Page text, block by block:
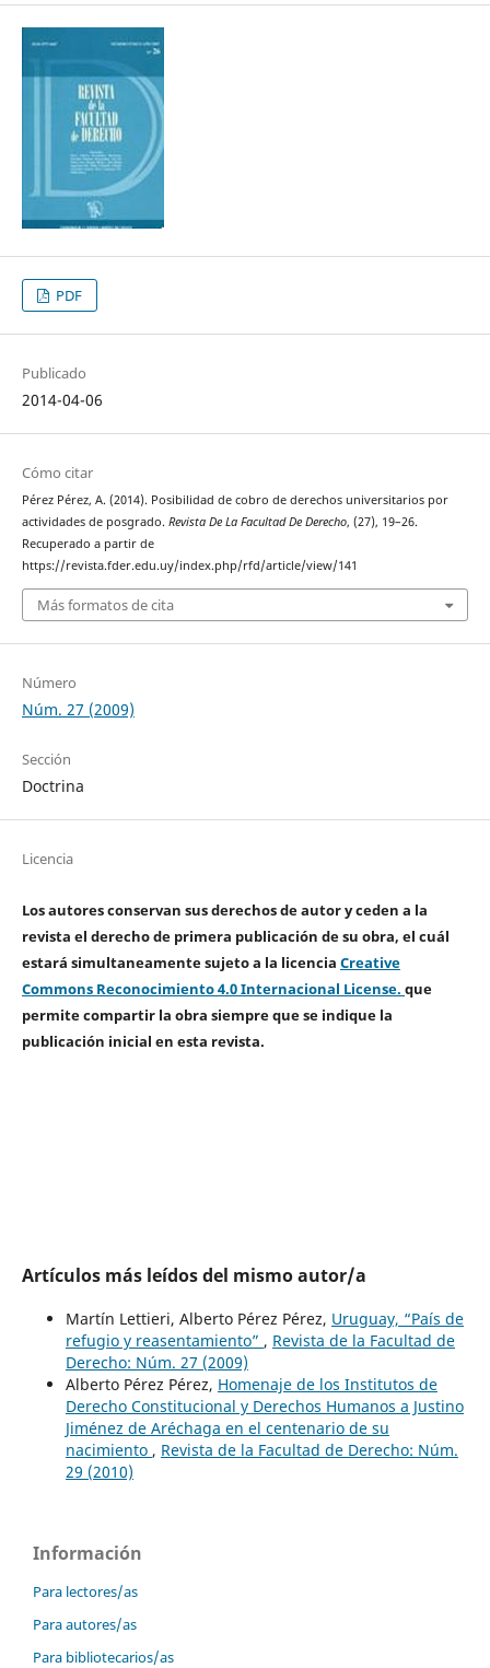
PDF
Publicado
2014-04-06
Cómo citar
Pérez Pérez, A. (2014). Posibilidad de cobro de derechos universitarios por
actividades de posgrado. Revista De La Facultad De Derecho, (27), 19–26.
Recuperado a partir de
https://revista.fder.edu.uy/index.php/rfd/article/view/141
Más formatos de cita
Número
Núm. 27 (2009)
Sección
Doctrina
Licencia
Los autores conservan sus derechos de autor y ceden a la
revista el derecho de primera publicación de su obra, el cuál
estará simultaneamente sujeto a la licencia Creative
Commons Reconocimiento 4.0 Internacional License. que
permite compartir la obra siempre que se indique la
publicación inicial en esta revista.
Artículos más leídos del mismo autor/a
Martín Lettieri, Alberto Pérez Pérez, Uruguay, “País de
refugio y reasentamiento” , Revista de la Facultad de
Derecho: Núm. 27 (2009)
Alberto Pérez Pérez, Homenaje de los Institutos de
Derecho Constitucional y Derechos Humanos a Justino
Jiménez de Aréchaga en el centenario de su
nacimiento , Revista de la Facultad de Derecho: Núm.
29 (2010)
Información
Para lectores/as
Para autores/as
Para bibliotecarios/as